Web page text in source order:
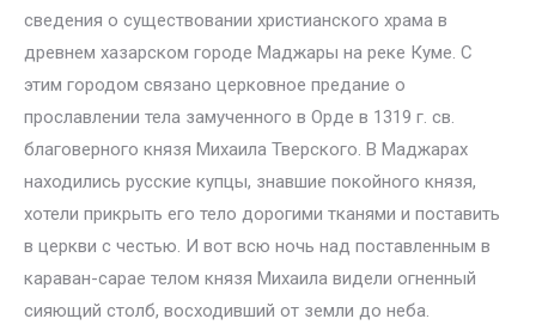
сведения о существовании христианского храма в
древнем хазарском городе Маджары на реке Куме. С
этим городом связано церковное предание о
прославлении тела замученного в Орде в 1319 г. св.
благоверного князя Михаила Тверского. В Маджарах
находились русские купцы, знавшие покойного князя,
хотели прикрыть его тело дорогими тканями и поставить
в церкви с честью. И вот всю ночь над поставленным в
караван-сарае телом князя Михаила видели огненный
сияющий столб, восходивший от земли до неба.